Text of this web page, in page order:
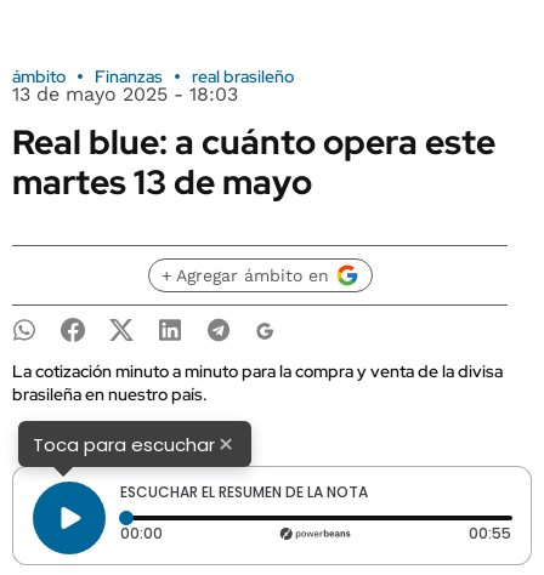
ámbito Finanzas real brasileño
13 de mayo 2025 - 18:03
Real blue: a cuánto opera este
martes 13 de mayo
+ Agregar ámbito en
La cotización minuto a minuto para la compra y venta de la divisa
brasileña en nuestro país.
Toca para escuchar×
ESCUCHAR EL RESUMEN DE LA NOTA
00:00 Tiempo transcurrido: 0 segundos 00:55